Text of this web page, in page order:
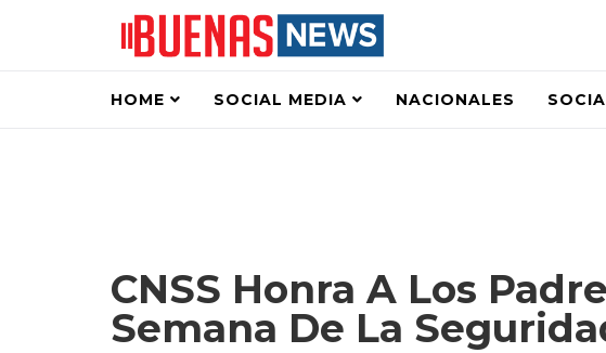
HOME SOCIAL MEDIA NACIONALES
CNSS Honra A Los
Semana De La